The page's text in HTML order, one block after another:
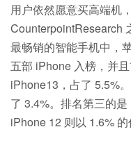
用户依然愿意买高端机
CounterpointResearch
最畅销的智能手机中，
五部 iPhone 入榜，并
iPhone13，占了 5.5%
了 3.4%。排名第三的
iPhone 12 则以 1.6% 的